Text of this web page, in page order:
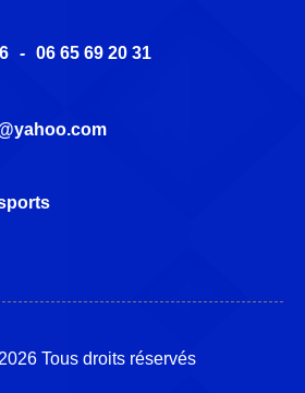
- 06 65 69 20 31
Tous droits réservés